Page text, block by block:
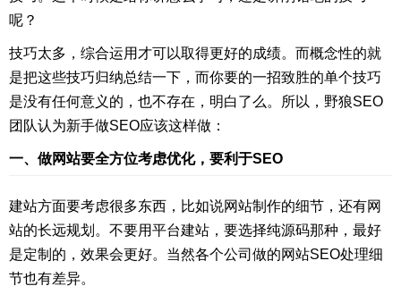
呢？
技巧太多，综合运用才可以取得更好的成绩。而概念性的就
是把这些技巧归纳总结一下，而你要的一招致胜的单个技巧
是没有任何意义的，也不存在，明白了么。所以，野狼SEO
团队认为新手做SEO应该这样做：
一、做网站要全方位考虑优化，要利于SEO
建站方面要考虑很多东西，比如说网站制作的细节，还有网
站的长远规划。不要用平台建站，要选择纯源码那种，最好
是定制的，效果会更好。当然各个公司做的网站SEO处理细
节也有差异。